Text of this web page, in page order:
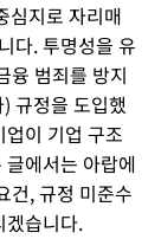
심지로 자리매
다. 투명성을 유
융 범죄를 방지
규정을 도입했
이 기업 구조
에서는 아랍에
건, 규정 미준수
겠습니다.